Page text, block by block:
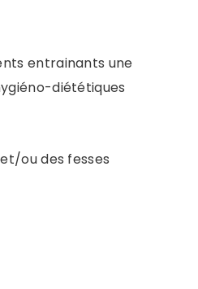
entrainants une
diététiques
ou des fesses